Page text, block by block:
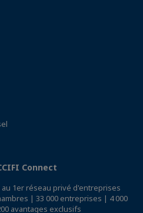
Connect
1er réseau privé d'entreprises
| 33 000 entreprises | 4 000
avantages exclusifs